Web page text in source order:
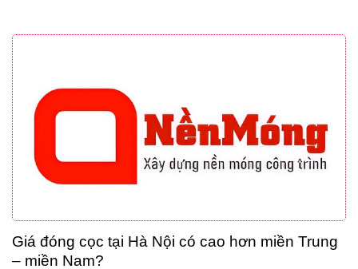
Giá đóng cọc tại Hà Nội có cao hơn miền Trung
– miền Nam?